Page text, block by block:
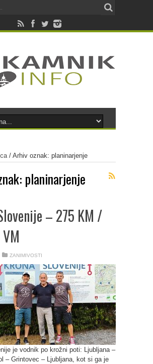
/ Arhiv oznak: planinarjenje
planinarjenje
– 275 KM /
ZANIMIVOSTI
je vodnik po krožni poti: Ljubljana –
– Grintovec – Ljubljana, kot si ga je